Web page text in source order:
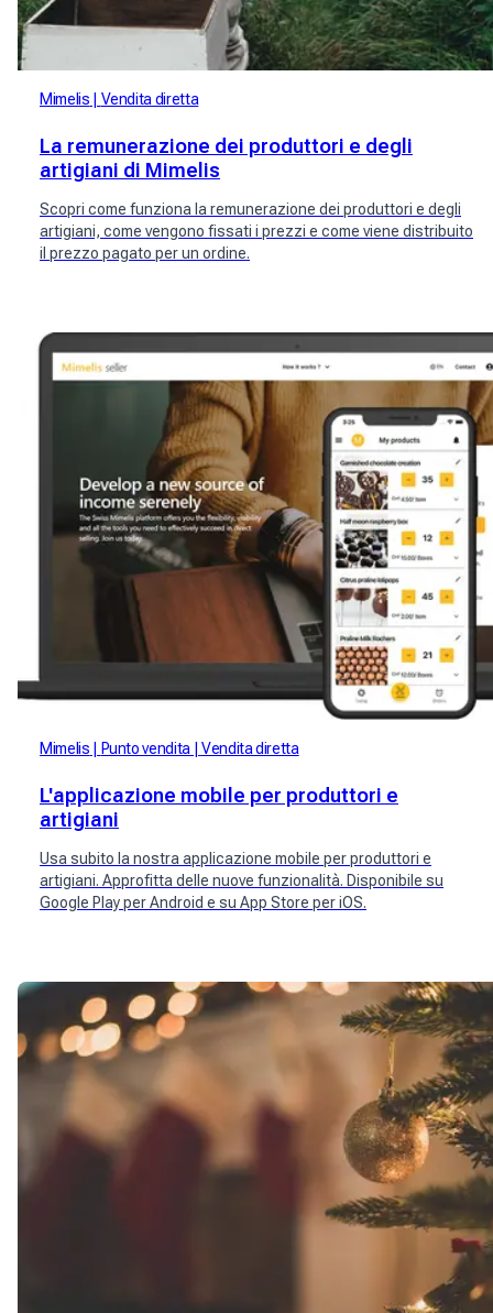
Mimelis Vendita diretta
La remunerazione dei produttori e degli
artigiani di Mimelis
Scopri come funziona la remunerazione dei produttori e degli
artigiani, come vengono fissati i prezzi e come viene distribuito
il prezzo pagato per un ordine.
Mimelis Punto vendita Vendita diretta
L'applicazione mobile per produttori e
artigiani
Usa subito la nostra applicazione mobile per produttori e
artigiani. Approfitta delle nuove funzionalità. Disponibile su
Google Play per Android e su App Store per iOS.